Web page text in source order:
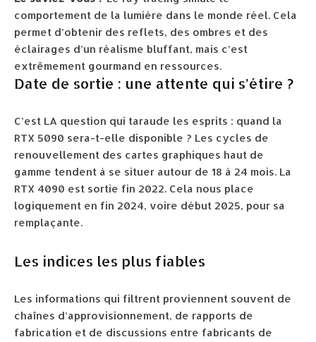
comportement de la lumière dans le monde réel. Cela
permet d’obtenir des reflets, des ombres et des
éclairages d’un réalisme bluffant, mais c’est
extrêmement gourmand en ressources.
Date de sortie : une attente qui s’étire ?
C’est LA question qui taraude les esprits : quand la
RTX 5090 sera-t-elle disponible ? Les cycles de
renouvellement des cartes graphiques haut de
gamme tendent à se situer autour de 18 à 24 mois. La
RTX 4090 est sortie fin 2022. Cela nous place
logiquement en fin 2024, voire début 2025, pour sa
remplaçante.
Les indices les plus fiables
Les informations qui filtrent proviennent souvent de
chaînes d’approvisionnement, de rapports de
fabrication et de discussions entre fabricants de